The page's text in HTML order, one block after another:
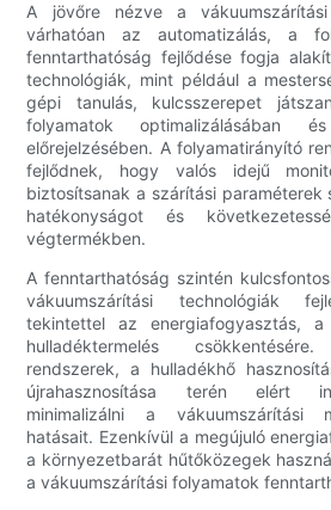
A jövőre nézve a
várhatóan az automatizálás, a
fenntarthatóság fejlődése fogja
technológiák, mint például a
gépi tanulás, kulcsszerepet
folyamatok optimalizálásában
előrejelzésében. A folyamatirányító
fejlődnek, hogy valós idejű
biztosítsanak a szárítási paraméterek
hatékonyságot és
végtermékben.
A fenntarthatóság szintén
vákuumszárítási technológiák
tekintettel az energiafogyasztás,
hulladéktermelés
rendszerek, a hulladékhő
újrahasznosítása terén elért
minimalizálni a vákuumszárítási
hatásait. Ezenkívül a megújuló
a környezetbarát hűtőközegek
a vákuumszárítási folyamatok